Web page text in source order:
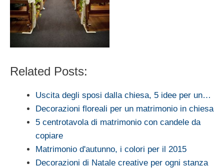
Related Posts:
Uscita degli sposi dalla chiesa, 5 idee per un…
Decorazioni floreali per un matrimonio in chiesa
5 centrotavola di matrimonio con candele da
copiare
Matrimonio d'autunno, i colori per il 2015
Decorazioni di Natale creative per ogni stanza